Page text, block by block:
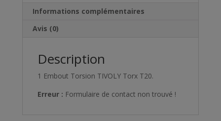
Informations complémentaires
Avis (0)
Description
1 Embout Torsion TIVOLY Torx T20.
Erreur : Formulaire de contact non trouvé !